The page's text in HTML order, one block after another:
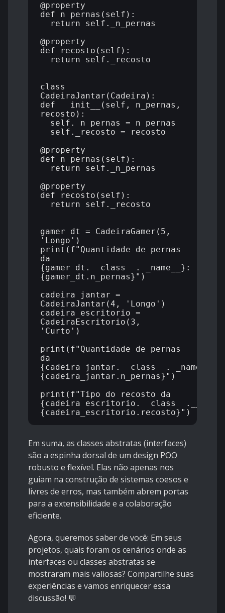
@property
def n_pernas(self):
return self._n_pernas
@property
def recosto(self):
return self._recosto
class
CadeiraJantar(Cadeira):
def __init__(self, n_pernas,
recosto):
self._n_pernas = n_pernas
self._recosto = recosto
@property
def n_pernas(self):
return self._n_pernas
@property
def recosto(self):
return self._recosto
gamer_dt = CadeiraGamer(5,
'Longo')
print(f"Quantidade de pernas
da
{gamer_dt.__class__.__name__}:
{gamer_dt.n_pernas}")
cadeira_jantar =
CadeiraJantar(4, 'Longo')
cadeira_escritorio =
CadeiraEscritorio(3,
'Curto')
print(f"Quantidade de pernas
da
{cadeira_jantar.__class__.__name__}:
{cadeira_jantar.n_pernas}")
print(f"Tipo do recosto da
Em suma, as classes abstratas (interfaces)
são a espinha dorsal de um design POO
robusto e flexível. Elas não apenas nos
guiam na construção de sistemas coesos e
livres de erros, mas também abrem portas
para a extensibilidade e a colaboração
eficiente.
Agora, queremos saber de você: Em seus
projetos, quais foram os cenários onde as
interfaces ou classes abstratas se
mostraram mais valiosas? Compartilhe suas
experiências e vamos enriquecer essa
discussão! 💬